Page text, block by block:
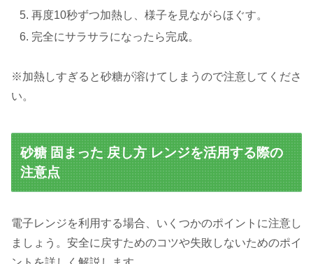
再度10秒ずつ加熱し、様子を見ながらほぐす。
完全にサラサラになったら完成。
※加熱しすぎると砂糖が溶けてしまうので注意してくださ
い。
砂糖 固まった 戻し方 レンジを活用する際の
注意点
電子レンジを利用する場合、いくつかのポイントに注意し
ましょう。安全に戻すためのコツや失敗しないためのポイ